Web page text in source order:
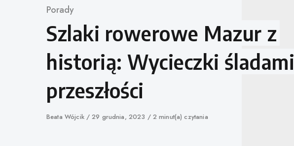
Category
Porady
Szlaki rowerowe Mazur z
historią: Wycieczki śladami
przeszłości
Author
Beata Wójcik
Published
29 grudnia, 2023 2 minut(a) czytania